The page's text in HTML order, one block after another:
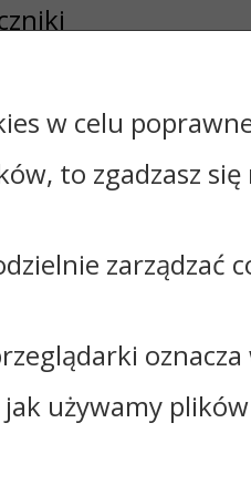
5xcdp888ss
www.gorzno.pl
w celu
to zgadzasz
zarządzać
używamy